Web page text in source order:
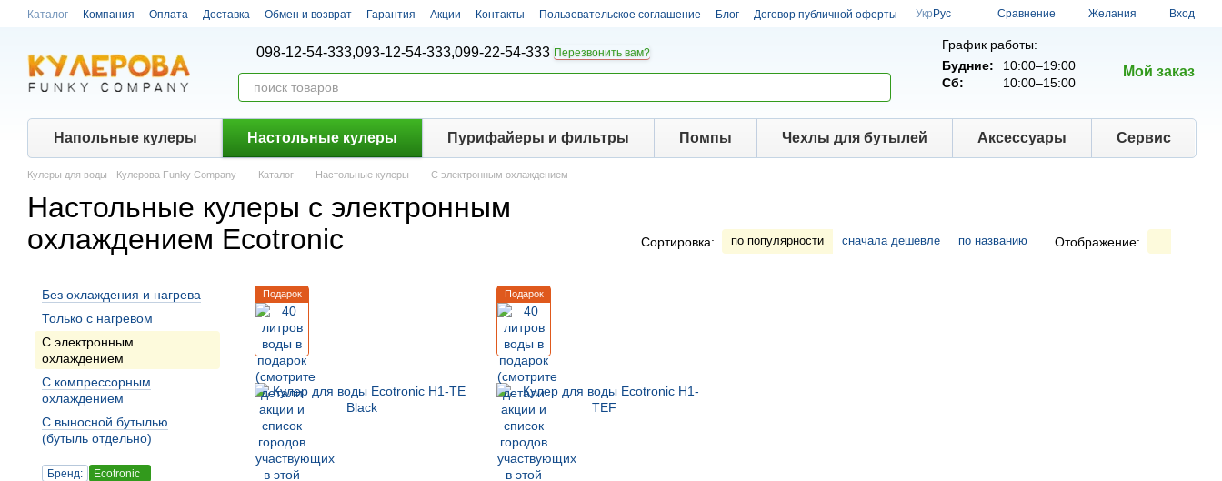
Перейти к основному контенту
Каталог Компания Оплата Доставка Обмен и возврат Гарантия Акции Контакты Пользовательское соглашение Блог Договор публичной оферты Укр Рус Сравнение Желания Вход
098-12-54-333,093-12-54-333,099-22-54-333 Перезвонить вам?
График работы:
Будние:
10:00–19:00
Сб:
10:00–15:00
Мой заказ
Напольные кулеры Настольные кулеры Пурифайеры и фильтры Помпы Чехлы для бутылей Аксессуары Сервис
Кулеры для воды - Кулерова Funky Company Каталог Настольные кулеры С электронным охлаждением
Настольные кулеры с электронным
охлаждением Ecotronic
Сортировка: по популярности сначала дешевле по названию Отображение:
Подарок Подарок
Без охлаждения и нагрева
Только с нагревом
С электронным
охлаждением
С компрессорным
охлаждением
С выносной бутылью
(бутыль отдельно)
Бренд:
Ecotronic